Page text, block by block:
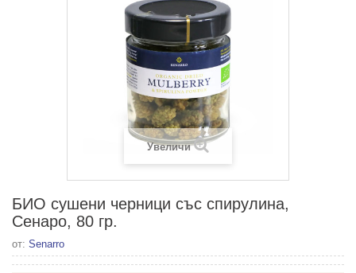
Увеличи
БИО сушени черници със спирулина,
Сенаро, 80 гр.
от: Senarro